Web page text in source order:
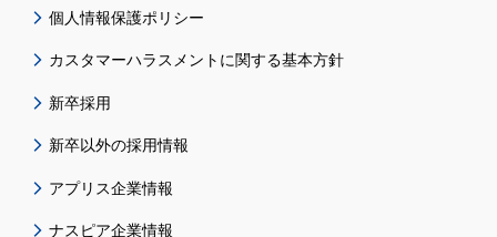
個人情報保護ポリシー
カスタマーハラスメントに関する基本方針
新卒採用
新卒以外の採用情報
アプリス企業情報
ナスピア企業情報